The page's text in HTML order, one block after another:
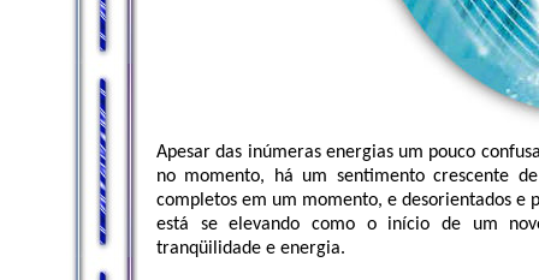
Apesar das inúmeras energias um pouco
no momento, há um sentimento crescente
completos em um momento, e desorientados e
está se elevando como o início de um
tranqüilidade e energia.